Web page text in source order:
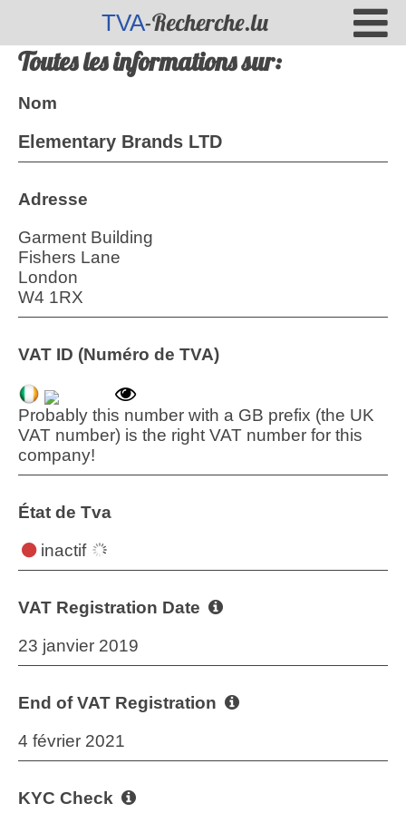
TVA-Recherche.lu
Toutes les informations sur:
Nom
Elementary Brands LTD
Adresse
Garment Building
Fishers Lane
London
W4 1RX
VAT ID (Numéro de TVA)
Probably this number with a GB prefix (the UK
VAT number) is the right VAT number for this
company!
État de Tva
inactif
VAT Registration Date
23 janvier 2019
End of VAT Registration
4 février 2021
KYC Check